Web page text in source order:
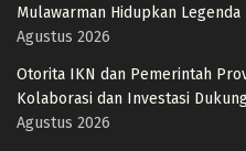
Mulawarman Hidupkan
Agustus 2026
Otorita IKN dan Pemerintah
Kolaborasi dan Investasi
Agustus 2026